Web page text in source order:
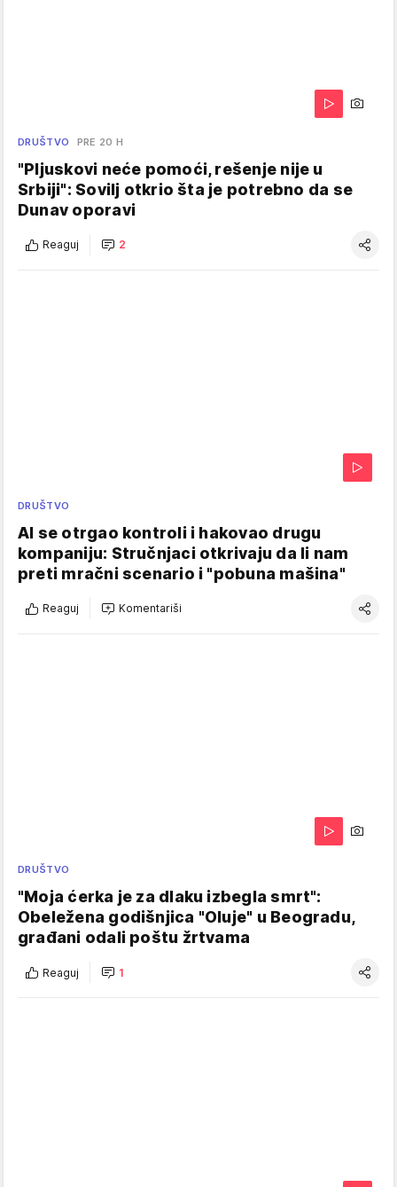
DRUŠTVO PRE 20 H
"Pljuskovi neće pomoći, rešenje nije u
Srbiji": Sovilj otkrio šta je potrebno da se
Dunav oporavi
Reaguj 2
DRUŠTVO
AI se otrgao kontroli i hakovao drugu
kompaniju: Stručnjaci otkrivaju da li nam
preti mračni scenario i "pobuna mašina"
Reaguj Komentariši
DRUŠTVO
"Moja ćerka je za dlaku izbegla smrt":
Obeležena godišnjica "Oluje" u Beogradu,
građani odali poštu žrtvama
Reaguj 1